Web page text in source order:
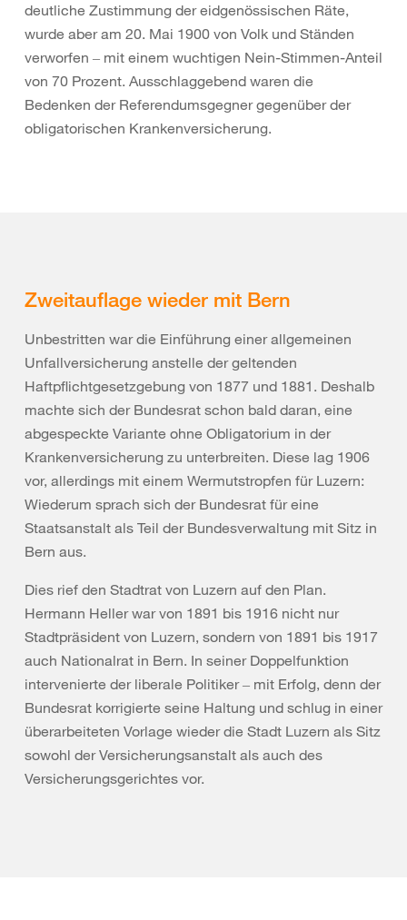
deutliche Zustimmung der eidgenössischen Räte,
wurde aber am 20. Mai 1900 von Volk und Ständen
verworfen ‒ mit einem wuchtigen Nein-Stimmen-Anteil
von 70 Prozent. Ausschlaggebend waren die
Bedenken der Referendumsgegner gegenüber der
obligatorischen Krankenversicherung.
Zweitauflage wieder mit Bern
Unbestritten war die Einführung einer allgemeinen
Unfallversicherung anstelle der geltenden
Haftpflichtgesetzgebung von 1877 und 1881. Deshalb
machte sich der Bundesrat schon bald daran, eine
abgespeckte Variante ohne Obligatorium in der
Krankenversicherung zu unterbreiten. Diese lag 1906
vor, allerdings mit einem Wermutstropfen für Luzern:
Wiederum sprach sich der Bundesrat für eine
Staatsanstalt als Teil der Bundesverwaltung mit Sitz in
Bern aus.
Dies rief den Stadtrat von Luzern auf den Plan.
Hermann Heller war von 1891 bis 1916 nicht nur
Stadtpräsident von Luzern, sondern von 1891 bis 1917
auch Nationalrat in Bern. In seiner Doppelfunktion
intervenierte der liberale Politiker ‒ mit Erfolg, denn der
Bundesrat korrigierte seine Haltung und schlug in einer
überarbeiteten Vorlage wieder die Stadt Luzern als Sitz
sowohl der Versicherungsanstalt als auch des
Versicherungsgerichtes vor.